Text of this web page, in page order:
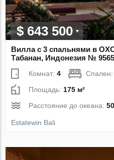
$ 643 500
Вилла с 3 спальнями в
Табанан, Индонезия № 9565
Комнат:4
Площадь: 175 м²
Расстояние до океана:
Estatewin Bali